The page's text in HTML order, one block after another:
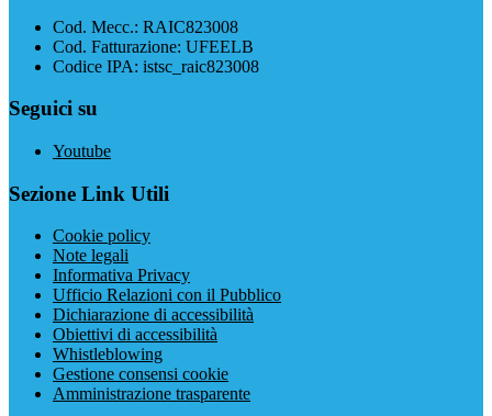
Cod. Mecc.: RAIC823008
Cod. Fatturazione: UFEELB
Codice IPA: istsc_raic823008
Seguici su
Youtube
Sezione Link Utili
Cookie policy
Note legali
Informativa Privacy
Ufficio Relazioni con il Pubblico
Dichiarazione di accessibilità
Obiettivi di accessibilità
Whistleblowing
Gestione consensi cookie
Amministrazione trasparente